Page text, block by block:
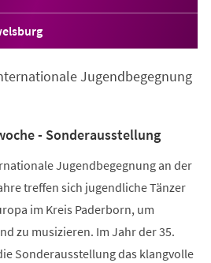
Jugendbegegnung
- Sonderausstellung
Jugendbegegnung an der
treffen sich jugendliche Tänzer
im Kreis Paderborn, um
zu musizieren. Im Jahr der 35.
Sonderausstellung das klangvolle